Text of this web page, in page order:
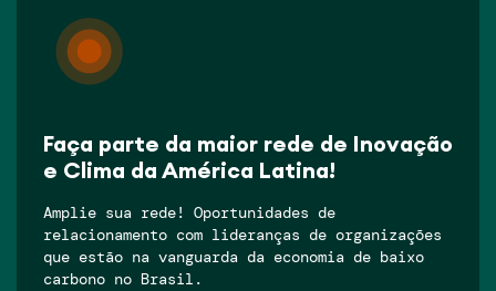
Faça parte da maior rede de Inovação
e Clima da América Latina!
Amplie sua rede! Oportunidades de
relacionamento com lideranças de organizações
que estão na vanguarda da economia de baixo
carbono no Brasil.